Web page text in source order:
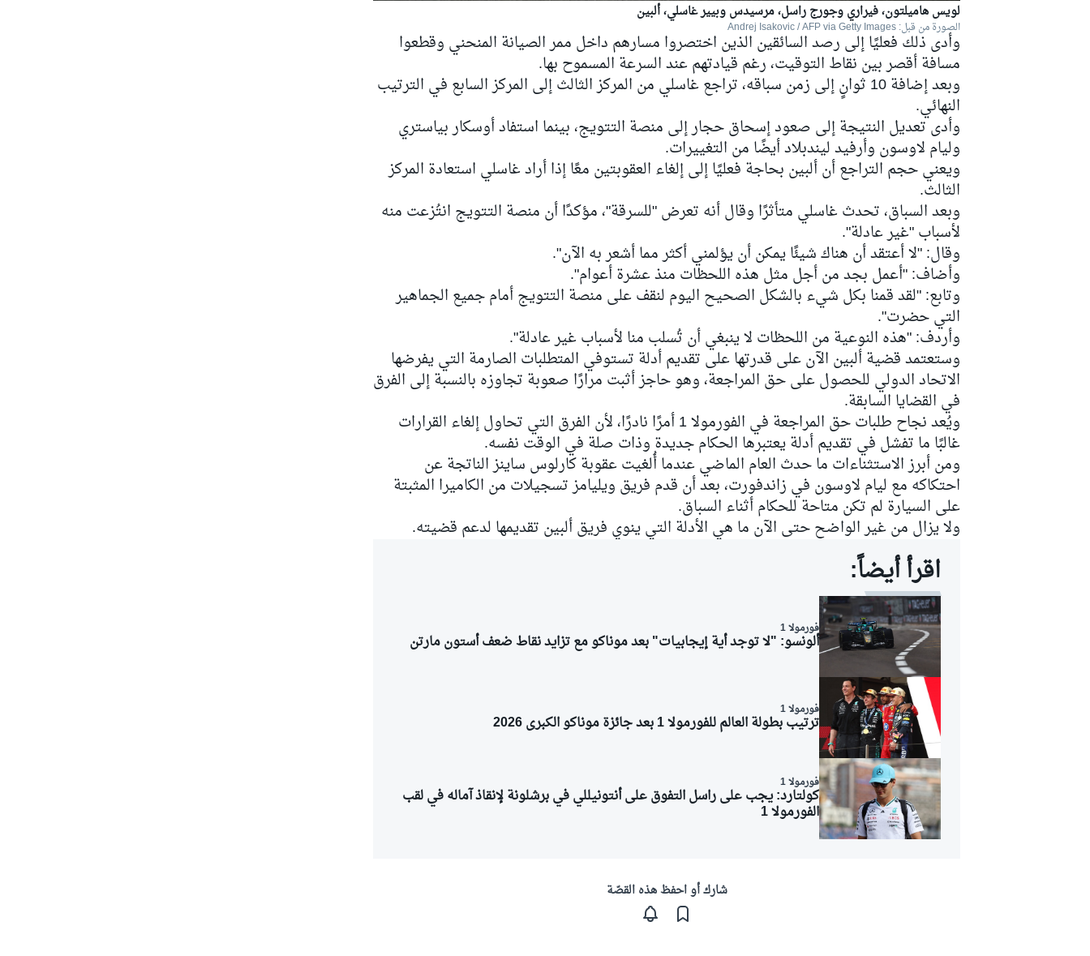
بطولات أخرى
لويس هاميلتون، فيراري وجورج راسل، مرسيدس وبيير غاسلي، ألبين
الصورة من قبل: Andrej Isakovic / AFP via Getty Images
وأدى ذلك فعليًا إلى رصد السائقين الذين اختصروا مسارهم داخل ممر الصيانة المنحني وقطعوا
مسافة أقصر بين نقاط التوقيت، رغم قيادتهم عند السرعة المسموح بها.
وبعد إضافة 10 ثوانٍ إلى زمن سباقه، تراجع غاسلي من المركز الثالث إلى المركز السابع في الترتيب
النهائي.
وأدى تعديل النتيجة إلى صعودإسحاق حجارإلى منصة التتويج، بينما استفادأوسكار بياستري
وليام لاوسون وأرفيد ليندبلاد أيضًا من التغييرات.
ويعني حجم التراجع أن ألبين بحاجة فعليًا إلى إلغاء العقوبتين معًا إذا أراد غاسلي استعادة المركز
الثالث.
وبعد السباق، تحدث غاسلي متأثرًا وقال أنه تعرض "للسرقة"، مؤكدًا أن منصة التتويج انتُزعت منه
لأسباب "غير عادلة".
وقال: "لا أعتقد أن هناك شيئًا يمكن أن يؤلمني أكثر مما أشعر به الآن".
وأضاف: "أعمل بجد من أجل مثل هذه اللحظات منذ عشرة أعوام".
وتابع: "لقد قمنا بكل شيء بالشكل الصحيح اليوم لنقف على منصة التتويج أمام جميع الجماهير
التي حضرت".
وأردف: "هذه النوعية من اللحظات لا ينبغي أن تُسلب منا لأسباب غير عادلة".
وستعتمد قضية ألبين الآن على قدرتها على تقديم أدلة تستوفي المتطلبات الصارمة التي يفرضها
الاتحاد الدولي للحصول على حق المراجعة، وهو حاجز أثبت مرارًا صعوبة تجاوزه بالنسبة إلى الفرق
في القضايا السابقة.
ويُعد نجاح طلبات حق المراجعة في الفورمولا 1 أمرًا نادرًا، لأن الفرق التي تحاول إلغاء القرارات
غالبًا ما تفشل في تقديم أدلة يعتبرها الحكام جديدة وذات صلة في الوقت نفسه.
ومن أبرز الاستثناءات ما حدث العام الماضي عندما أُلغيت عقوبة كارلوس ساينز الناتجة عن
احتكاكه مع ليام لاوسون في زاندفورت، بعد أن قدم فريق ويليامزتسجيلات من الكاميرا المثبتة
على السيارة لم تكن متاحة للحكام أثناء السباق.
ولا يزال من غير الواضح حتى الآن ما هي الأدلة التي ينوي فريق ألبين تقديمها لدعم قضيته.
اقرأ أيضاً:
فورمولا 1
ألونسو: "لا توجد أية إيجابيات" بعد موناكو مع تزايد نقاط ضعف أستون مارتن
فورمولا 1
ترتيب بطولة العالم للفورمولا 1 بعد جائزة موناكو الكبرى 2026
فورمولا 1
كولتارد: يجب على راسل التفوق على أنتونيللي في برشلونة لإنقاذ آماله في لقب
الفورمولا 1
شارك أو احفظ هذه القصّة